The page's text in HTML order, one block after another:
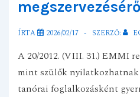
ÍRTA 2026/02/17 SZERZŐ:
A 20/2012. (VIII. 31.) EMMI
mint szülők
tanórai foglalkozásként